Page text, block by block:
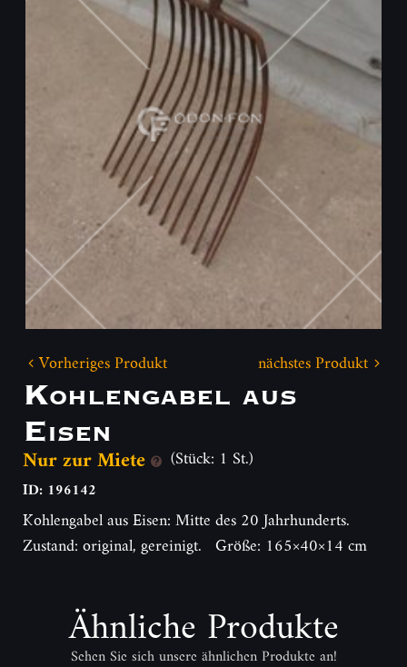
Vorheriges Produkt nächstes Produkt
Kohlengabel aus
Eisen
Nur zur Miete (Stück: 1 St.)
ID: 196142
Kohlengabel aus Eisen: Mitte des 20 Jahrhunderts.
Zustand: original, gereinigt. Größe: 165×40×14 cm
Ähnliche Produkte
Sehen Sie sich unsere ähnlichen Produkte an!